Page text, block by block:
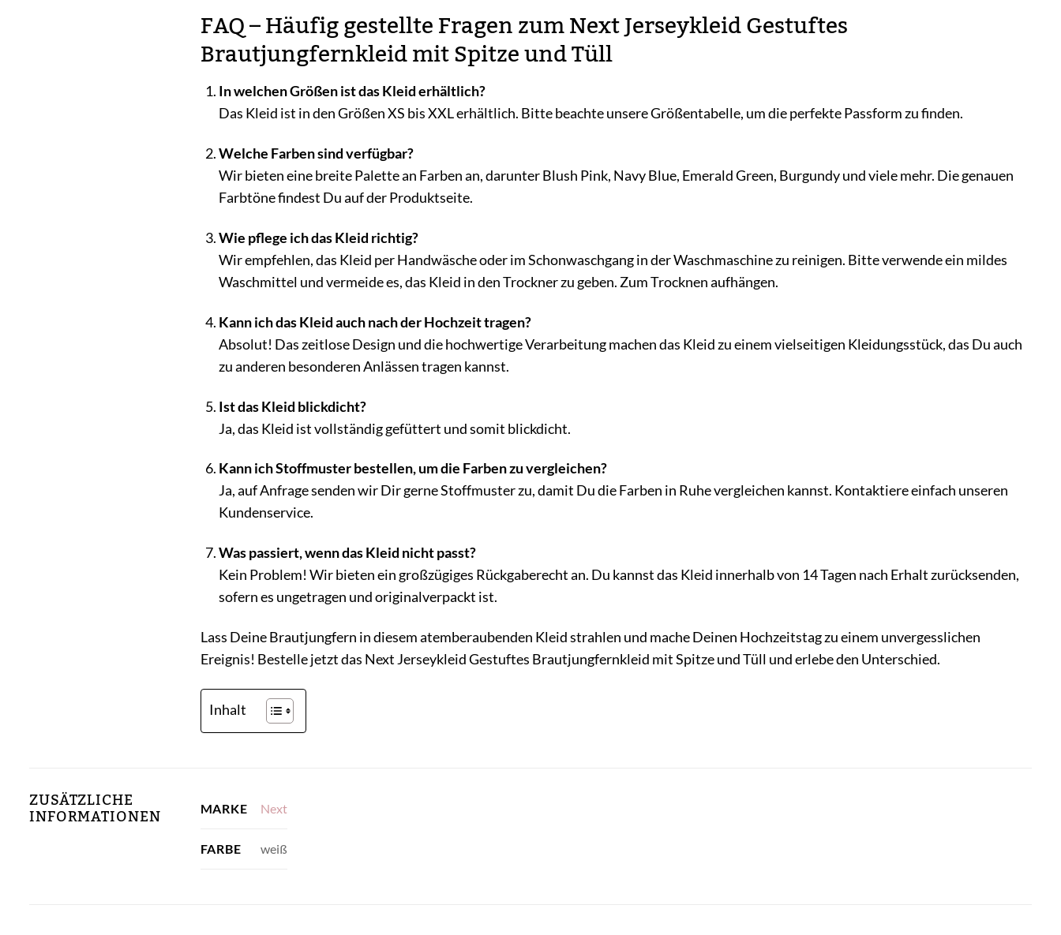
FAQ – Häufig gestellte Fragen zum Next Jerseykleid Gestuftes
Brautjungfernkleid mit Spitze und Tüll
In welchen Größen ist das Kleid erhältlich?
Das Kleid ist in den Größen XS bis XXL erhältlich. Bitte beachte unsere Größentabelle, um die perfekte Passform zu finden.
Welche Farben sind verfügbar?
Wir bieten eine breite Palette an Farben an, darunter Blush Pink, Navy Blue, Emerald Green, Burgundy und viele mehr. Die genauen
Farbtöne findest Du auf der Produktseite.
Wie pflege ich das Kleid richtig?
Wir empfehlen, das Kleid per Handwäsche oder im Schonwaschgang in der Waschmaschine zu reinigen. Bitte verwende ein mildes
Waschmittel und vermeide es, das Kleid in den Trockner zu geben. Zum Trocknen aufhängen.
Kann ich das Kleid auch nach der Hochzeit tragen?
Absolut! Das zeitlose Design und die hochwertige Verarbeitung machen das Kleid zu einem vielseitigen Kleidungsstück, das Du auch
zu anderen besonderen Anlässen tragen kannst.
Ist das Kleid blickdicht?
Ja, das Kleid ist vollständig gefüttert und somit blickdicht.
Kann ich Stoffmuster bestellen, um die Farben zu vergleichen?
Ja, auf Anfrage senden wir Dir gerne Stoffmuster zu, damit Du die Farben in Ruhe vergleichen kannst. Kontaktiere einfach unseren
Kundenservice.
Was passiert, wenn das Kleid nicht passt?
Kein Problem! Wir bieten ein großzügiges Rückgaberecht an. Du kannst das Kleid innerhalb von 14 Tagen nach Erhalt zurücksenden,
sofern es ungetragen und originalverpackt ist.
Lass Deine Brautjungfern in diesem atemberaubenden Kleid strahlen und mache Deinen Hochzeitstag zu einem unvergesslichen
Ereignis! Bestelle jetzt das Next Jerseykleid Gestuftes Brautjungfernkleid mit Spitze und Tüll und erlebe den Unterschied.
Inhalt
ZUSÄTZLICHE
INFORMATIONEN MARKE Next
FARBE weiß